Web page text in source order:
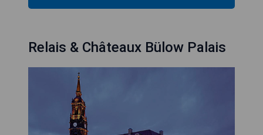
Relais & Châteaux Bülow Palais